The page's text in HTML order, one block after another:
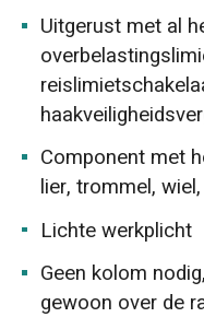
Uitgerust met al
Component met
lier, trommel,
Lichte werkplicht
Geen kolom
gewoon over de